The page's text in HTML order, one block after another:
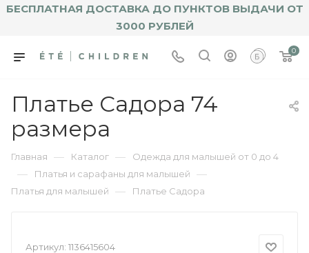
БЕСПЛАТНАЯ ДОСТАВКА ДО ПУНКТОВ ВЫДАЧИ ОТ
3000 РУБЛЕЙ
0
Платье Садора 74
размера
Главная — Каталог — Одежда для малышей от 0 до 4
— Платья и сарафаны для малышей —
Платья для малышей — Платье Садора
Артикул: 1136415604